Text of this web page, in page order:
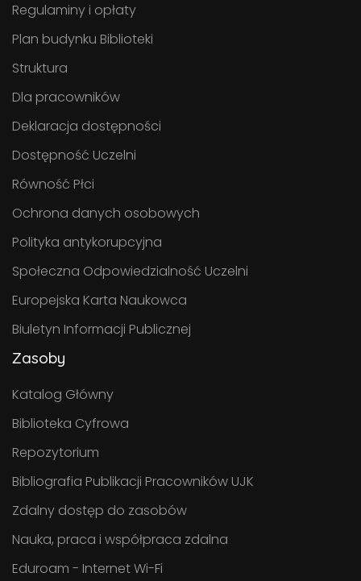
Regulaminy i opłaty
Plan budynku Biblioteki
Struktura
Dla pracowników
Deklaracja dostępności
Dostępność Uczelni
Równość Płci
Ochrona danych osobowych
Polityka antykorupcyjna
Społeczna Odpowiedzialność Uczelni
Europejska Karta Naukowca
Biuletyn Informacji Publicznej
Zasoby
Katalog Główny
Biblioteka Cyfrowa
Repozytorium
Bibliografia Publikacji Pracowników UJK
Zdalny dostęp do zasobów
Nauka, praca i współpraca zdalna
Eduroam - Internet Wi-Fi